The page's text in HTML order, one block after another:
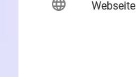
language Webseite